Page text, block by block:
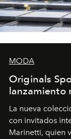
MODA
Originals
lanzamiento
La nueva
con invitados
Marinetti, quien